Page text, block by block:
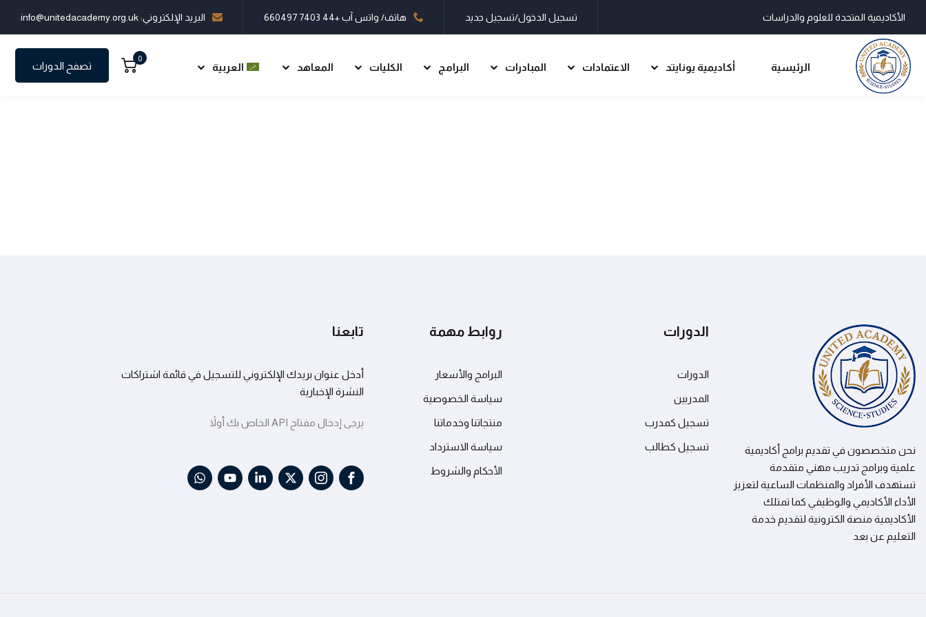
الأكاديمية المتحدة للعلوم والدراسات تسجيل الدخول/تسجيل جديد هاتف/ واتس آب+44 7403 660497 البريد الإلكتروني: info@unitedacademy.org.uk
الرئيسية أكاديمية يونايتد الاعتمادات المبادرات البرامج الكليات المعاهد العربية
0
تصفح الدورات
نحن متخصصون في تقديم برامج أكاديمية
علمية وبرامج تدريب مهني متقدمة
تستهدف الأفراد والمنظمات الساعية لتعزيز
الأداء الأكاديمي والوظيفي كما تمتلك
الأكاديمية منصة الكترونية لتقديم خدمة
التعليم عن بعد
الدورات
الدورات
المدربين
تسجيل كمدرب
تسجيل كطالب
روابط مهمة
البرامج والأسعار
سياسة الخصوصية
منتجاتنا وخدماتنا
سياسة الاسترداد
الأحكام والشروط
تابعنا
أدخل عنوان بريدك الإلكتروني للتسجيل في قائمة اشتراكات
النشرة الإخبارية
يرجى إدخال مفتاح API الخاص بك أولاً